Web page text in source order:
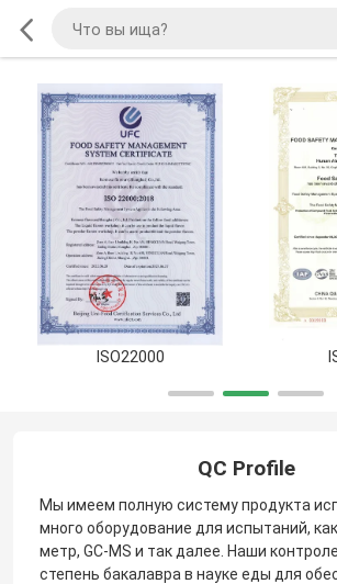
ISO22000
QC Profile
Мы имеем полную систему продукта
много оборудование для испытаний,
метр, GC-MS и так далее. Наши
степень бакалавра в науке еды для